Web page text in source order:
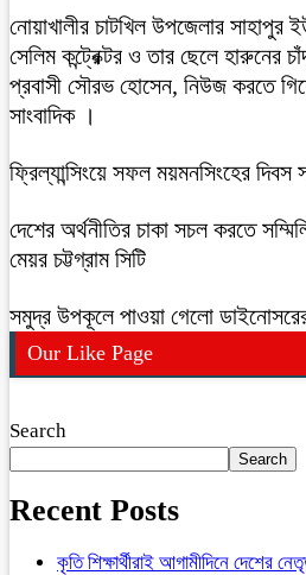
নোয়াখালীর চাটখিল উপজেলার সাহাপুর
সেলিম কন্ট্রেক্টর ও তার ছেলে হারুনের
প্রবাসী সৌরভ হোসেন, নিউজ করতে
সাংবাদিক ।
ফ্রিল্যান্সিংয়ে সফল ময়মনসিংহের
দেশের অর্থনীতির চাকা সচল করতে
মেয়র চট্টগ্রাম সিটি
সমুদ্র উপকূলে পাওয়া গেলো
Our Like Page
Search
Search
Recent Posts
কৃতি শিক্ষার্থীরাই আগামীদিনে দেশের